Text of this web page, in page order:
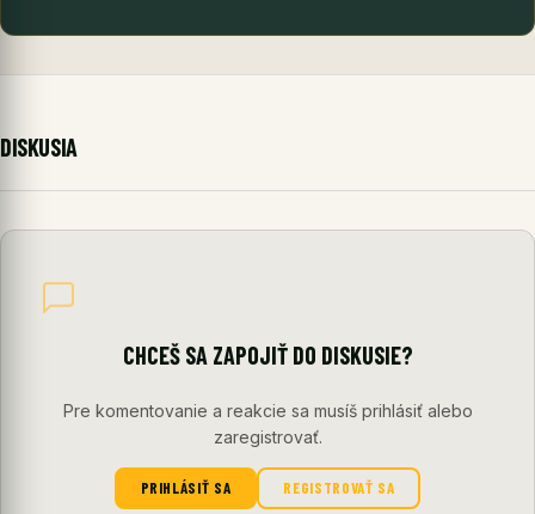
DISKUSIA
CHCEŠ SA ZAPOJIŤ DO DISKUSIE?
Pre komentovanie a reakcie sa musíš prihlásiť alebo
zaregistrovať.
PRIHLÁSIŤ SA REGISTROVAŤ SA